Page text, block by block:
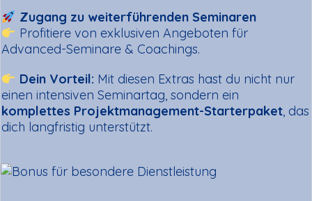
Zugang zu weiterführenden Seminaren
Profitiere von exklusiven Angeboten für
Advanced-Seminare & Coachings.
Dein Vorteil: Mit diesen Extras hast du nicht nur
einen intensiven Seminartag, sondern ein
komplettes Projektmanagement-Starterpaket, das
dich langfristig unterstützt.